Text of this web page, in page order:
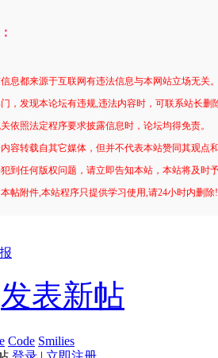
息都来源于互联网有违法信息与本网站立场无关
，发现本论坛有违规,违法内容时，可联系站长删
依照法定程序要求披露信息时，论坛均得免责。
容转载自其它媒体，但并不代表本站赞同其观点
到任何版权问题，请立即告知本站，本站将及时
帖附件,本站程序只提供学习使用,请24小时内删
发表新帖
Code Smilies